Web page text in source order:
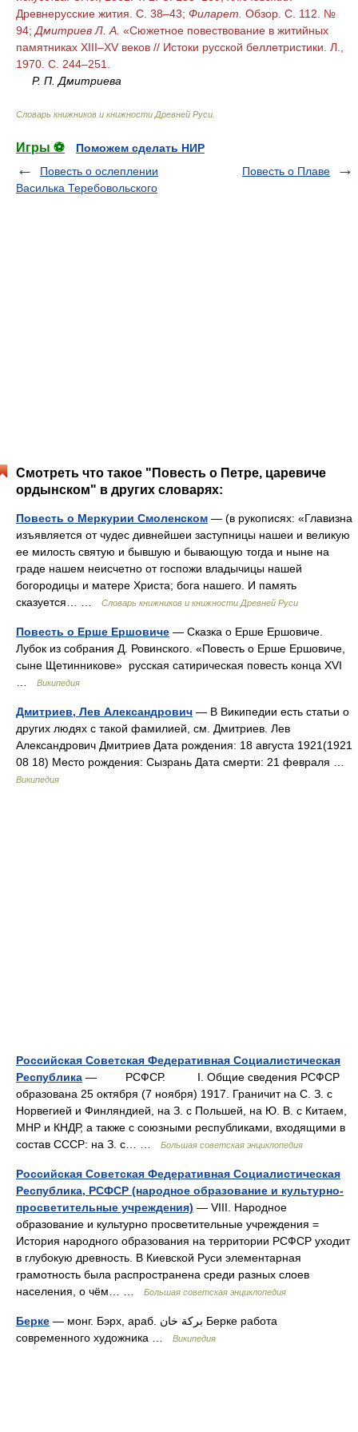
Древнерусские жития. С. 38–43; Филарет. Обзор. С. 112. №
94; Дмитриев Л. А. «Сюжетное повествование в житийных
памятниках XIII–XV веков // Истоки русской беллетристики. Л.,
1970. С. 244–251.
Р. П. Дмитриева
Словарь книжников и книжности Древней Руси
Игры ⚽
Поможем сделать НИР
Повесть о ослеплении
Василька Теребовольского
Повесть о Плаве
Смотреть что такое "Повесть о Петре, царевиче
ордынском" в других словарях:
Повесть о Меркурии Смоленском — (в рукописях: «Главизна
изъявляется от чудес дивнейшеи заступницы нашеи и великую
ее милость святую и бывшую и бывающую тогда и ныне на
граде нашем неисчетно от госпожи владычицы нашей
богородицы и матере Христа; бога нашего. И память
сказуется… …
Словарь книжников и книжности Древней Руси
Повесть о Ерше Ершовиче — Сказка о Ерше Ершовиче.
Лубок из собрания Д. Ровинского. «Повесть о Ерше Ершовиче,
сыне Щетинникове» русская сатирическая повесть конца XVI
Википедия
Дмитриев, Лев Александрович — В Википедии есть статьи о
других людях с такой фамилией, см. Дмитриев. Лев
Александрович Дмитриев Дата рождения: 18 августа 1921(1921
08 18) Место рождения: Сызрань Дата смерти: 21 февраля …
Википедия
Российская Советская Федеративная Социалистическая
Республика — РСФСР. I. Общие сведения РСФСР
образована 25 октября (7 ноября) 1917. Граничит на С. З. с
Норвегией и Финляндией, на З. с Польшей, на Ю. В. с Китаем,
МНР и КНДР, а также с союзными республиками, входящими в
состав СССР: на З. с… …
Большая советская энциклопедия
Российская Советская Федеративная Социалистическая
Республика, РСФСР (народное образование и культурно-
просветительные учреждения) — VIII. Народное
образование и культурно просветительные учреждения =
История народного образования на территории РСФСР уходит
в глубокую древность. В Киевской Руси элементарная
грамотность была распространена среди разных слоев
населения, о чём… …
Большая советская энциклопедия
Берке — монг. Бэрх, араб. بركة خان‎‎ Берке работа
современного художника …
Википедия